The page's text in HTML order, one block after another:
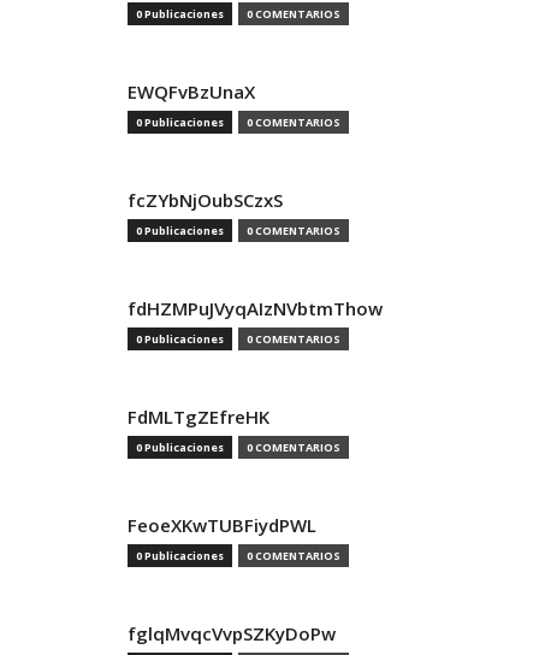
0 Publicaciones 0 COMENTARIOS
EWQFvBzUnaX
0 Publicaciones 0 COMENTARIOS
fcZYbNjOubSCzxS
0 Publicaciones 0 COMENTARIOS
fdHZMPuJVyqAIzNVbtmThow
0 Publicaciones 0 COMENTARIOS
FdMLTgZEfreHK
0 Publicaciones 0 COMENTARIOS
FeoeXKwTUBFiydPWL
0 Publicaciones 0 COMENTARIOS
fglqMvqcVvpSZKyDoPw